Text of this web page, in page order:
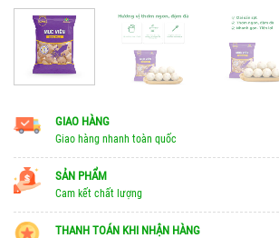
GIAO HÀNG
Giao hàng nhanh toàn quốc
SẢN PHẨM
Cam kết chất lượng
THANH TOÁN KHI NHẬN HÀNG